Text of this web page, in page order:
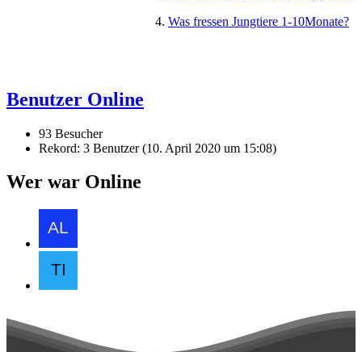
Was fressen Jungtiere 1-10Monate?
Benutzer Online
93 Besucher
Rekord: 3 Benutzer (10. April 2020 um 15:08)
Wer war Online